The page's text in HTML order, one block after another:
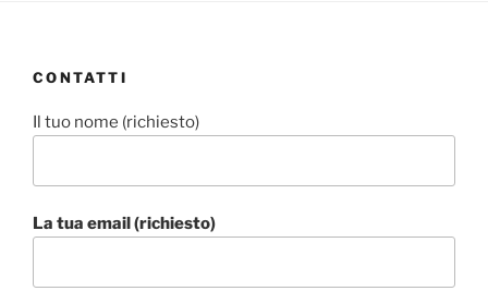
CONTATTI
Il tuo nome (richiesto)
La tua email (richiesto)